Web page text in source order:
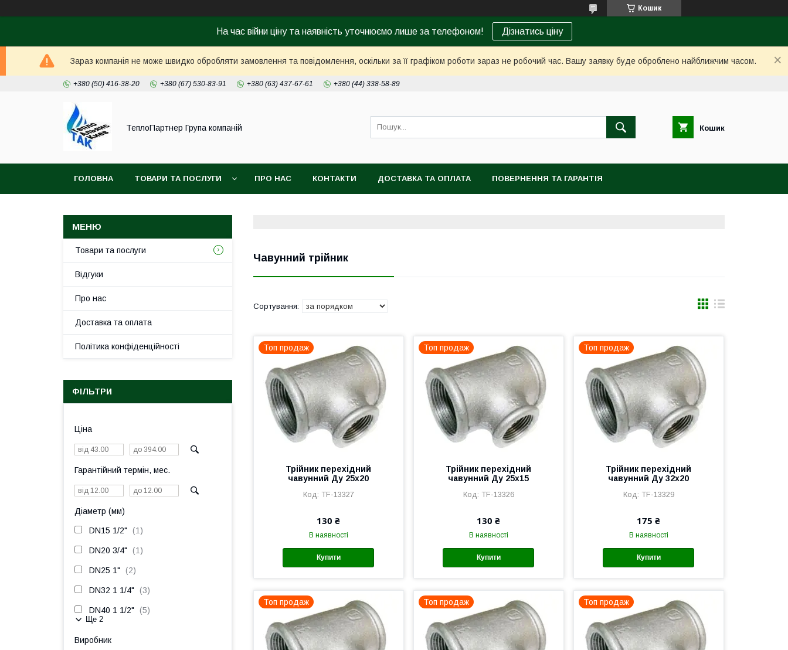
Кошик
На час війни ціну та наявність уточнюємо лише за телефоном! Дізнатись ціну
Зараз компанія не може швидко обробляти замовлення та повідомлення, оскільки за її графіком роботи зараз не робочий час. Вашу заявку буде оброблено найближчим часом.
+380 (50) 416-38-20 +380 (67) 530-83-91 +380 (63) 437-67-61 +380 (44) 338-58-89
ТеплоПартнер Група компаній Кошик
ГОЛОВНА ТОВАРИ ТА ПОСЛУГИ ПРО НАС КОНТАКТИ ДОСТАВКА ТА ОПЛАТА ПОВЕРНЕННЯ ТА ГАРАНТІЯ
Чавунний трійник
Топ продаж
Трійник перехідний
чавунний Ду 25х20
TF-13327
130 ₴
В наявності
Купити
Топ продаж
Трійник перехідний
чавунний Ду 25х15
TF-13326
130 ₴
В наявності
Купити
Топ продаж
Трійник перехідний
чавунний Ду 32х20
TF-13329
175 ₴
В наявності
Купити
Топ продаж Топ продаж Топ продаж
Товари та послуги
Відгуки
Про нас
Доставка та оплата
Політика конфіденційності
ФІЛЬТРИ
Ціна
Гарантійний термін, мес.
Діаметр (мм)
DN15 1/2" 1
DN20 3/4" 1
DN25 1" 2
DN32 1 1/4" 3
DN40 1 1/2" 5
Ще 2
Виробник